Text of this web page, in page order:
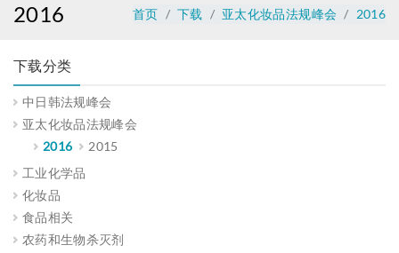
2016 首页 下载 亚太化妆品法规峰会 2016
下载分类
中日韩法规峰会
亚太化妆品法规峰会
2016
2015
工业化学品
化妆品
食品相关
农药和生物杀灭剂